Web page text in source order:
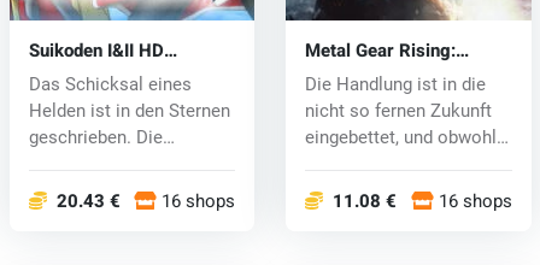
Suikoden I&II HD
Remaster Gate Rune and
Dunan Unification Wars
(PC) key
Das Schicksal eines
Helden ist in den Sternen
geschrieben. Die
20.43 € 16 shops
Metal Gear Rising:
Revengeance (PC) CD
key
Die Handlung ist in die
nicht so fernen Zukunft
eingebettet, und obwohl
11.08 € 16 shops